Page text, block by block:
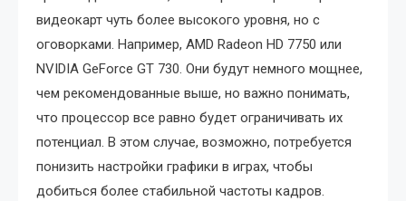
видеокарт чуть более высокого уровня, но с
оговорками. Например, AMD Radeon HD 7750 или
NVIDIA GeForce GT 730. Они будут немного мощнее,
чем рекомендованные выше, но важно понимать,
что процессор все равно будет ограничивать их
потенциал. В этом случае, возможно, потребуется
понизить настройки графики в играх, чтобы
добиться более стабильной частоты кадров.